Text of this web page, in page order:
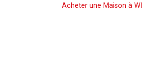
Acheter une Maison à